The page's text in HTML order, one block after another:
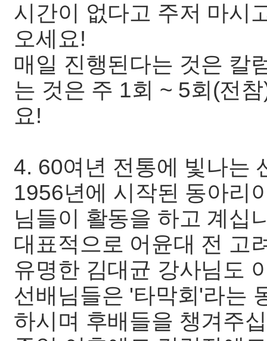
시간이 없다고 주저 마시
오세요!
매일 진행된다는 것은 칼
는 것은 주 1회 ~ 5회(전
요!
4. 60여년 전통에 빛나는
1956년에 시작된 동아리
님들이 활동을 하고 계십
대표적으로 어윤대 전 고
유명한 김대균 강사님도
선배님들은 '타막회'라는
하시며 후배들을 챙겨주